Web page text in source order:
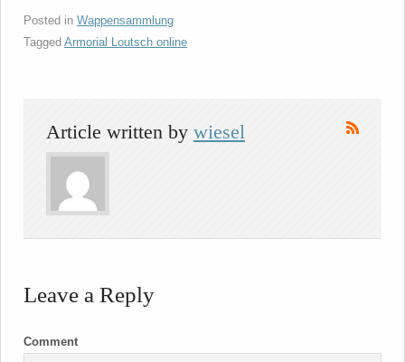
Posted in Wappensammlung
Tagged Armorial Loutsch online
Article written by wiesel
Leave a Reply
Comment